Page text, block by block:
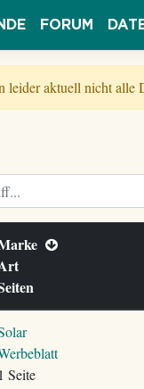
FORUM
leider aktuell nicht
1 Seite